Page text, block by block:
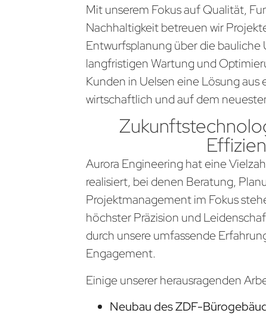
Mit unserem Fokus auf Qualität,
Nachhaltigkeit betreuen wir
Entwurfsplanung über die bauliche
langfristigen Wartung und
Kunden in Uelsen eine Lösung
wirtschaftlich und auf dem
Aurora Engineering hat eine
realisiert, bei denen Beratung,
Projektmanagement im Fokus
höchster Präzision und
durch unsere umfassende
Engagement.
Einige unserer herausragenden
Neubau des ZDF-